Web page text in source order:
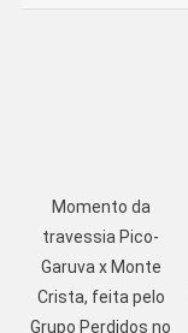
Momento da
travessia Pico-
Garuva x Monte
Crista, feita pelo
Grupo Perdidos no